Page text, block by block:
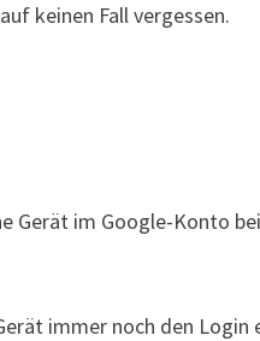
keinen Fall vergessen.
Gerät im Google-Konto
immer noch den